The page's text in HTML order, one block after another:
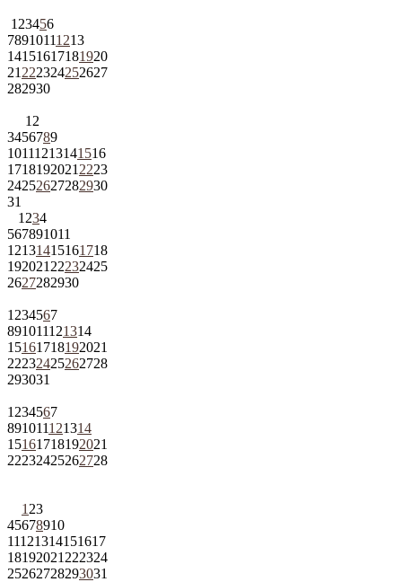
1 23456
78910111213
14151617181920
21 222324252627
282930
1 2
3456789
10111213141516
1718192021 2223
24252627282930
31
1 234
567891011
12131415161718
192021 22232425
2627282930
1 234567
891011121314
15161718192021
22232425262728
293031
1 234567
891011121314
15161718192021
22232425262728
1 23
45678910
11121314151617
18192021 222324
25262728293031